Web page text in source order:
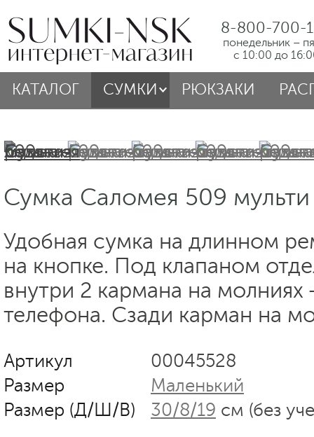
8-800-700-
понедельник –
с 10:00 до
КАТАЛОГ СУМКИ РЮКЗАКИ
Сумка Саломея 509 мульти
Удобная сумка на длинном
на кнопке. Под клапаном
внутри 2 кармана на молниях
телефона. Сзади карман на
Артикул
00045528
Размер
Маленький
Размер (Д/Ш/В)
30/8/19 см (без